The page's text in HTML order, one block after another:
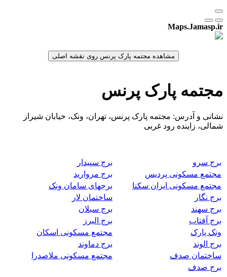
Maps.Jamasp.ir
مجتمه پارک پرنس
نشانی و آدرس: مجتمه پارک پرنس، تهران، ونک، خیابان شیراز
شمالی، زاینده رود غربی
برج سرو
برج سپیدار
مجتمع مسکونی پردیس
برج مروارید
مجتمع مسکونی ایران سکنا
برجهای سامان ونک
برج نگار
ساختمان لار
برج سهند
برج سبلان
برج آفتاب
برج البرز
ونک پارک
مجتمع مسکونی اسکان
برج الوند
برج دماوند
ساختمان صدف
مجتمع مسکونی ملاصدرا
برج صدف